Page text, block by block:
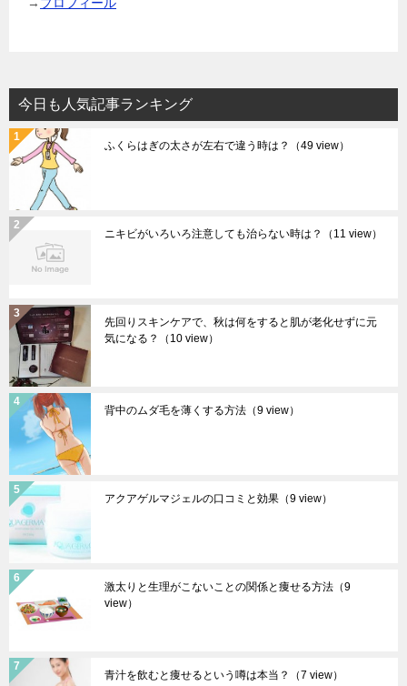
今日も人気記事ランキング
ふくらはぎの太さが左右で違う時は？ （49 view）
ニキビがいろいろ注意しても治らない時は？ （11 view）
先回りスキンケアで、秋は何をすると肌が老化せずに元
気になる？
（10 view）
背中のムダ毛を薄くする方法 （9 view）
アクアゲルマジェルの口コミと効果 （9 view）
激太りと生理がこないことの関係と痩せる方法 （9
view）
青汁を飲むと痩せるという噂は本当？ （7 view）